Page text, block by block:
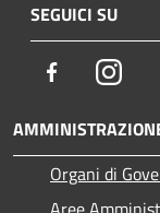
SEGUICI SU
Facebook
Organi di